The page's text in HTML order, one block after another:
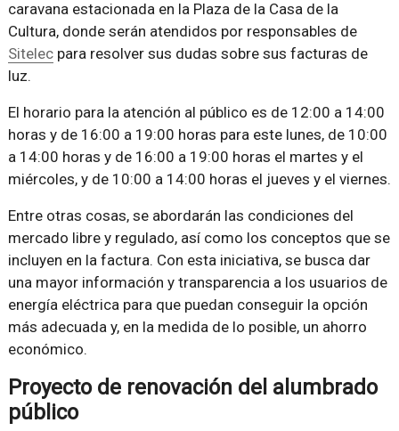
caravana estacionada en la Plaza de la Casa de la
Cultura, donde serán atendidos por responsables de
Sitelecpara resolver sus dudas sobre sus facturas de
luz.
El horario para la atención al público es de 12:00 a 14:00
horas y de 16:00 a 19:00 horas para este lunes, de 10:00
a 14:00 horas y de 16:00 a 19:00 horas el martes y el
miércoles, y de 10:00 a 14:00 horas el jueves y el viernes.
Entre otras cosas, se abordarán las condiciones del
mercado libre y regulado, así como los conceptos que se
incluyen en la factura. Con esta iniciativa, se busca dar
una mayor información y transparencia a los usuarios de
energía eléctrica para que puedan conseguir la opción
más adecuada y, en la medida de lo posible, un ahorro
económico.
Proyecto de renovación del alumbrado
público